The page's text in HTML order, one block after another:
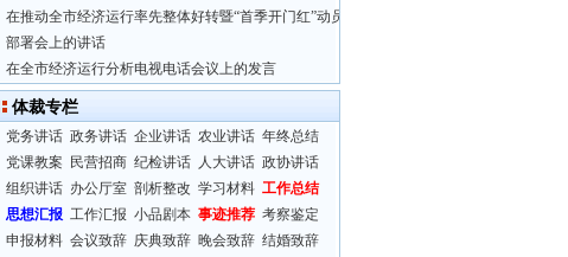
在推动全市经济运行率先整体好转暨“首季开门红”动员
部署会上的讲话
在全市经济运行分析电视电话会议上的发言
体裁专栏
党务讲话 政务讲话 企业讲话 农业讲话 年终总结
党课教案
民营招商 纪检讲话 人大讲话 政协讲话
组织讲话 办公厅室 剖析整改 学习材料 工作总结
思想汇报 工作汇报 小品剧本 事迹推荐 考察鉴定
申报材料 会议致辞 庆典致辞 晚会致辞 结婚致辞